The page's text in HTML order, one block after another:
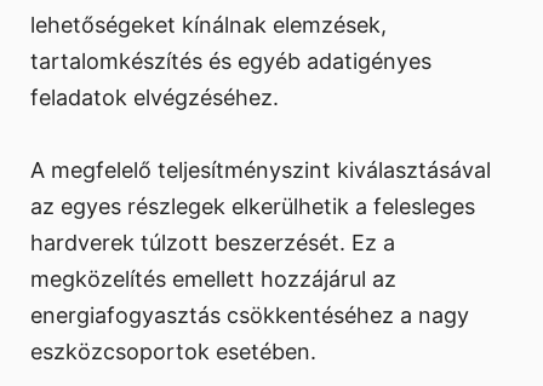
lehetőségeket kínálnak elemzések,
tartalomkészítés és egyéb adatigényes
feladatok elvégzéséhez.
A megfelelő teljesítményszint kiválasztásával
az egyes részlegek elkerülhetik a felesleges
hardverek túlzott beszerzését. Ez a
megközelítés emellett hozzájárul az
energiafogyasztás csökkentéséhez a nagy
eszközcsoportok esetében.